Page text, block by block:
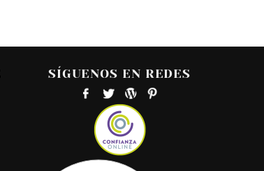
SÍGUENOS EN REDES